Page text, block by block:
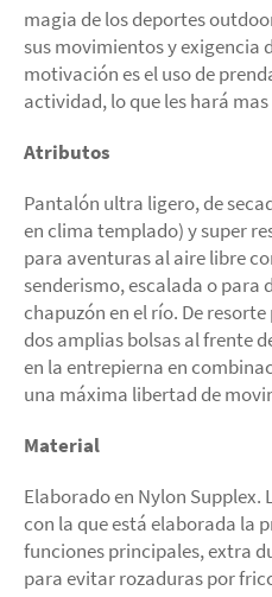
magia de los deportes
sus movimientos y exigencia
motivación es el uso de
actividad, lo que les hará
Atributos
Pantalón ultra ligero, de
en clima templado) y super
para aventuras al aire libre
senderismo, escalada o para
chapuzón en el río. De
dos amplias bolsas al frente
en la entrepiernaen
una máxima libertad de
Material
Elaborado en Nylon
con la que está elaborada la
funciones principales, extra
para evitar rozaduras por